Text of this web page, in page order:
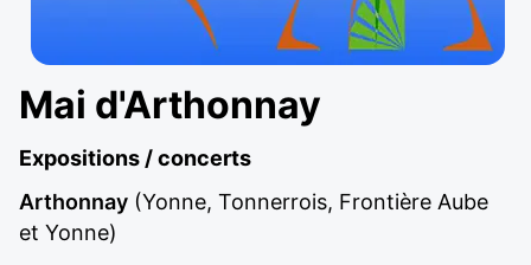
Mai d'Arthonnay
Expositions / concerts
Arthonnay (Yonne, Tonnerrois, Frontière Aube
et Yonne)